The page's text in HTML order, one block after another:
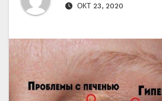
ОКТ 23, 2020